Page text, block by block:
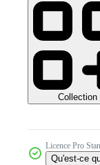
Collection
Licence Pro
Qu'est-ce